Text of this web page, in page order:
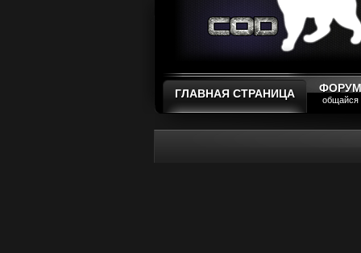
ГЛАВНАЯ СТРАНИЦА ФОРУМ
общайся